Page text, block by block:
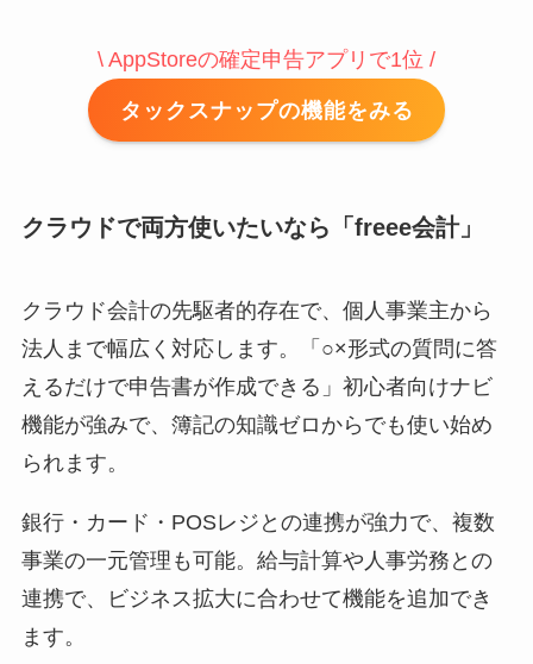
\ AppStoreの確定申告アプリで1位 /
タックスナップの機能をみる
クラウドで両方使いたいなら「freee会計」
クラウド会計の先駆者的存在で、個人事業主から
法人まで幅広く対応します。「○×形式の質問に答
えるだけで申告書が作成できる」初心者向けナビ
機能が強みで、簿記の知識ゼロからでも使い始め
られます。
銀行・カード・POSレジとの連携が強力で、複数
事業の一元管理も可能。給与計算や人事労務との
連携で、ビジネス拡大に合わせて機能を追加でき
ます。